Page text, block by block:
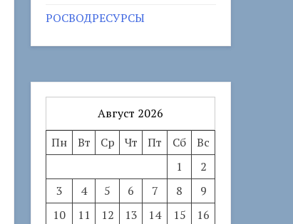
РОСВОДРЕСУРСЫ
Август 2026
Пн
Вт Ср Чт Пт Сб
Вс
1
2
3
4 5 6 7 8
9
10
11 12 13 14 15
16